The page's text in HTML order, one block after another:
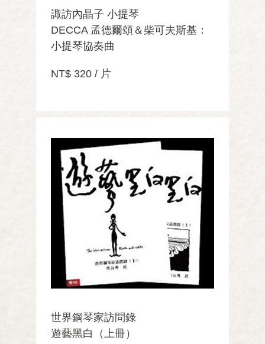
諏訪內晶子 小提琴
DECCA 孟德爾頌＆柴可夫斯基：
小提琴協奏曲
NT$ 320 / 片
世界鋼琴家訪問錄
遊藝黑白（上冊）